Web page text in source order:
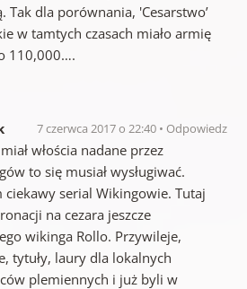
Tak dla porównania, 'Cesarstwo’
w tamtych czasach miało armię
110,000….
7 czerwca 2017 o 22:40 Odpowiedz
włościa nadane przez
to się musiał wysługiwać.
ciekawy serial Wikingowie. Tutaj
na cezara jeszcze
wikinga Rollo. Przywileje,
tytuły, laury dla lokalnych
plemiennych i już byli w